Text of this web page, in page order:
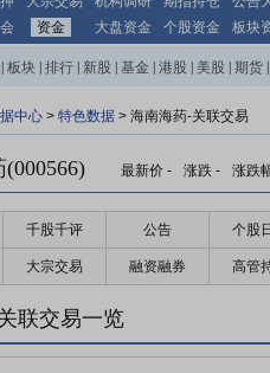
资金 大盘资金 个股资金 板块
板块 排行 新股 基金 港股 美股 期货
中心 > 特色数据 > 海南海药-关联交易
最新价 - 涨跌 - 涨跌
千股千评 公告 个股
大宗交易 融资融券 高管
联交易一览